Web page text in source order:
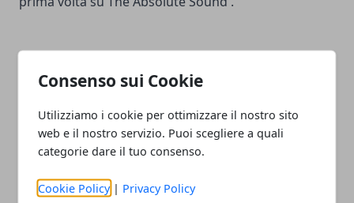
Consenso sui Cookie
Utilizziamo i cookie per ottimizzare il nostro sito
web e il nostro servizio. Puoi scegliere a quali
categorie dare il tuo consenso.
Cookie Policy | Privacy Policy
Articolo Precedente